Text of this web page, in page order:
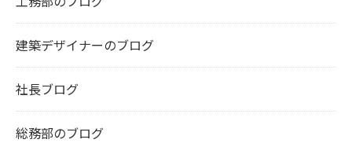
建築デザイナーのブログ
社長ブログ
総務部のブログ